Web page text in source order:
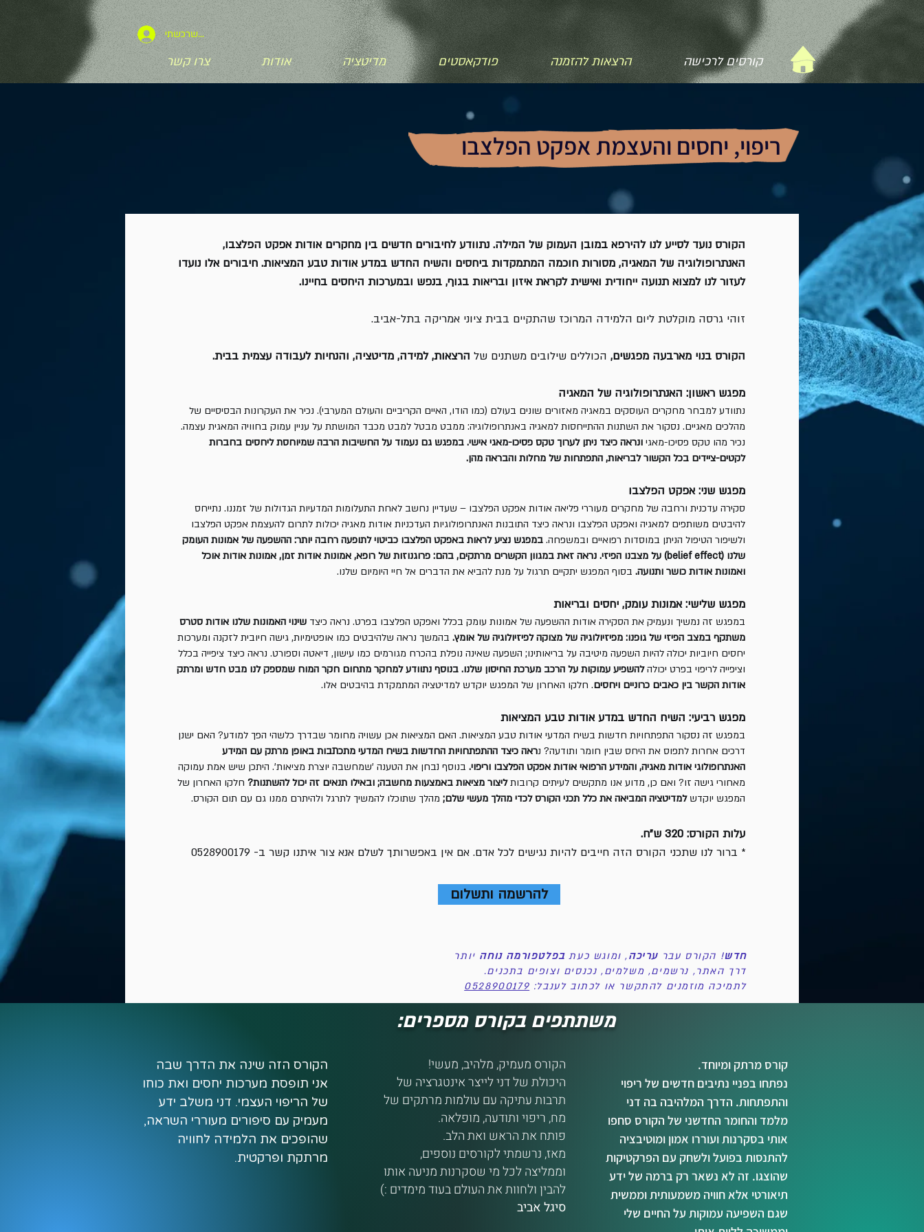
לצפייה בקורס שרכשתי
קורסים לרכישה הרצאות להזמנה פודקאסטים מדיטציה אודות צרו קשר
ריפוי, יחסים והעצמת אפקט הפלצבו
הקורס נועד לסייע לנו להירפא במובן העמוק של המילה. נתוודע לחיבורים חדשים בין מחקרים אודות אפקט הפלצבו,
האנתרופולוגיה של המאגיה, מסורות חוכמה המתמקדות ביחסים והשיח החדש במדע אודות טבע המציאות. חיבורים אלו נועדו
לעזור לנו למצוא תנועה ייחודית ואישית לקראת איזון ובריאות בגוף, בנפש ובמערכות היחסים בחיינו.
זוהי גרסה מוקלטת ליום הלמידה המרוכז שהתקיים בבית ציוני אמריקה בתל-אביב.
הקורס בנוי מארבעה מפגשים, הכוללים שילובים משתנים של הרצאות, למידה, מדיטציה, והנחיות לעבודה עצמית בבית.
מפגש ראשון: האנתרופולוגיה של המאגיה
נתוודע למבחר מחקרים העוסקים במאגיה מאזורים שונים בעולם (כמו הודו, האיים הקריביים והעולם המערבי). נכיר את העקרונות הבסיסיים של
מהלכים מאגיים. נסקור את השתנות ההתייחסות למאגיה באנתרופולוגיה: ממבט מבטל למבט מכבד המושתת על עניין עמוק בחוויה המאגית עצמה.
נכיר מהו טקס פסיכו-מאגי ונראה כיצד ניתן לערוך טקס פסיכו-מאגי אישי. במפגש גם נעמוד על החשיבות הרבה שמיוחסת ליחסים בחברות
לקטים-ציידים בכל הקשור לבריאות, התפתחות של מחלות והבראה מהן.
מפגש שני: אפקט הפלצבו
סקירה עדכנית ורחבה של מחקרים מעוררי פליאה אודות אפקט הפלצבו – שעדיין נחשב לאחת התעלומות המדעיות הגדולות של זמננו. נתייחס
להיבטים משותפים למאגיה ואפקט הפלצבו ונראה כיצד התובנות האנתרופולוגיות העדכניות אודות מאגיה יכולות לתרום להעצמת אפקט הפלצבו
ולשיפור הטיפול הניתן במוסדות רפואיים ובמשפחה. במפגש נציע לראות באפקט הפלצבו כביטוי לתופעה רחבה יותר: ההשפעה של אמונות העומק
שלנו (belief effect) על מצבנו הפיזי. נראה זאת במגוון הקשרים מרתקים, בהם: פרוגנוזות של רופא, אמונות אודות זמן, אמונות אודות אוכל
ואמונות אודות כושר ותנועה. בסוף המפגש יתקיים תרגול על מנת להביא את הדברים אל חיי היומיום שלנו.
מפגש שלישי: אמונות עומק, יחסים ובריאות
במפגש זה נמשיך ונעמיק את הסקירה אודות ההשפעה של אמונות עומק בכלל ואפקט הפלצבו בפרט. נראה כיצד שינוי האמונות שלנו אודות סטרס
משתקף במצב הפיזי של גופנו: מפיזיולוגיה של מצוקה לפיזיולוגיה של אומץ. בהמשך נראה שלהיבטים כמו אופטימיות, גישה חיובית לזקנה ומערכות
יחסים חיוביות יכולה להיות השפעה מיטיבה על בריאותינו; השפעה שאינה נופלת בהכרח מגורמים כמו עישון, דיאטה וספורט. נראה כיצד ציפייה בכלל
וציפייה לריפוי בפרט יכולהלהשפיע עמוקות על הרכב מערכת החיסון שלנו. בנוסף נתוודע למחקר מתחום חקר המוח שמספק לנו מבט חדש ומרתק
אודות הקשר בין כאבים כרוניים ויחסים. חלקו האחרון של המפגש יוקדש למדיטציה המתמקדת בהיבטים אלו.
מפגש רביעי: השיח החדש במדע אודות טבע המציאות
במפגש זה נסקור התפתחויות חדשות בשיח המדעי אודות טבע המציאות. האם המציאות אכן עשויה מחומר שבדרך כלשהי הפך למודע? האם ישנן
דרכים אחרות לתפוס את היחס שבין חומר ותודעה? נראה כיצד ההתפתחויות החדשות בשיח המדעי מתכתבות באופן מרתק עם המידע
האנתרופולוגי אודות מאגיה, והמידע הרפואי אודות אפקט הפלצבו וריפוי. בנוסף נבחן את הטענה 'שמחשבה יוצרת מציאות'. היתכן שיש אמת עמוקה
מאחורי גישה זו? ואם כן, מדוע אנו מתקשים לעיתים קרובותליצור מציאות באמצעות מחשבה; ובאילו תנאים זה יכול להשתנות? חלקו האחרון של
המפגש יוקדשלמדיטציה המביאה את כלל תכני הקורס לכדי מהלך מעשי שלם; מהלך שתוכלו להמשיך לתרגל ולהיתרם ממנו גם עם תום הקורס.
עלות הקורס: 320 ש"ח.
* ברור לנו שתכני הקורס הזה חייבים להיות נגישים לכל אדם. אם אין באפשרותך לשלם אנא צור איתנו קשר ב- 0528900179
להרשמה ותשלום
חדש! הקורס עברעריכה, ומוגש כעתבפלטפורמה נוחה יותר
דרך האתר, נרשמים, משלמים, נכנסים וצופים בתכנים.
לתמיכה מוזמנים להתקשר או לכתוב לענבל: 0528900179
משתתפים בקורס מספרים:
הקורס מעמיק, מלהיב, מעשי!
היכולת של דני לייצר אינטגרציה של
תרבות עתיקה עם עולמות מרתקים של
מח, ריפוי ותודעה, מופלאה.
פותח את הראש ואת הלב.
מאז, נרשמתי לקורסים נוספים,
וממליצה לכל מי שסקרנות מניעה אותו
להבין ולחוות את העולם בעוד מימדים :)​
סיגל אביב
קורס מרתק ומיוחד.
נפתחו בפניי נתיבים חדשים של ריפוי
והתפתחות. הדרך המלהיבה בה דני
מלמד והחומר החדשני של הקורס סחפו
אותי בסקרנות ועוררו אמון ומוטיבציה
להתנסות בפועל ולשחק עם הפרקטיקות
שהוצגו. זה לא נשאר רק ברמה של ידע
תיאורטי אלא חוויה משמעותית וממשית
שגם השפיעה עמוקות על החיים שלי